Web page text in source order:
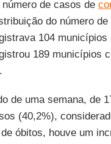
de casos de
do número
104 municípios
189 municípios
de uma semana, de
(40,2%),
óbitos, houve um